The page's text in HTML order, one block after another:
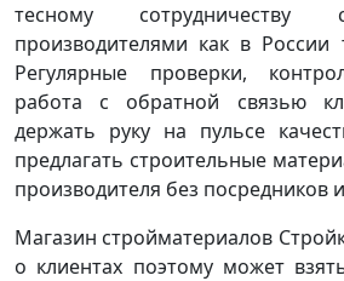
тесному сотрудничеству
производителями как в
Регулярные проверки,
работа с обратной связью
держать руку на пульсе
предлагать строительные
производителя без посредников
Магазин стройматериалов
о клиентах поэтому может